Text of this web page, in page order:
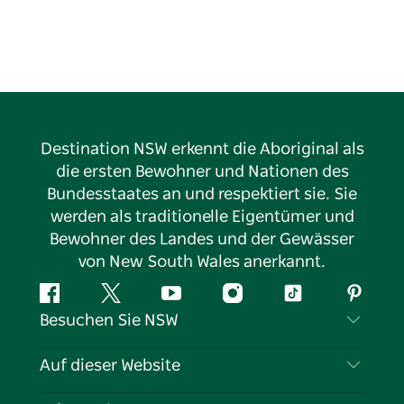
Destination NSW erkennt die Aboriginal als
die ersten Bewohner und Nationen des
Bundesstaates an und respektiert sie. Sie
werden als traditionelle Eigentümer und
Bewohner des Landes und der Gewässer
von New South Wales anerkannt.
FacebookTwitter YouTubeInstagramTikTok
Besuchen Sie NSW
Kontaktieren Sie uns
Auf dieser Website